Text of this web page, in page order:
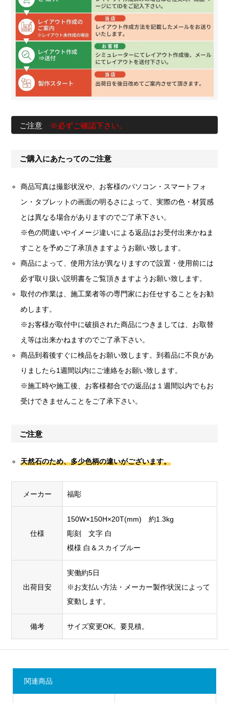
ご注意 ※必ずご確認下さい。
ご購入にあたってのご注意
商品写真は撮影状況や、お客様のパソコン・スマートフォ
ン・タブレットの画面の明るさによって、実際の色・材質感
とは異なる場合がありますのでご了承下さい。
※色の間違いやイメージ違いによる返品はお受付出来かねま
すことを予めご了承頂きますようお願い致します。
商品によって、使用方法が異なりますので設置・使用前には
必ず取り扱い説明書をご覧頂きますようお願い致します。
取付の作業は、施工業者等の専門家にお任せすることをお勧
めします。
※お客様が取付中に破損された商品につきましては、お取替
え等は出来かねますのでご了承下さい。
商品到着後すぐに検品をお願い致します。到着品に不良があ
りましたら1週間以内にご連絡をお願い致します。
※施工時や施工後、お客様都合での返品は１週間以内でもお
受けできませんことをご了承下さい。
ご注意
天然石のため、多少色柄の違いがございます。
メーカー 福彫
仕様
150W×150H×20T(mm) 約1.3kg
彫刻 文字 白
模様 白＆スカイブルー
出荷目安
実働約5日
※お支払い方法・メーカー製作状況によって
変動します。
備考 サイズ変更OK。要見積。
関連商品